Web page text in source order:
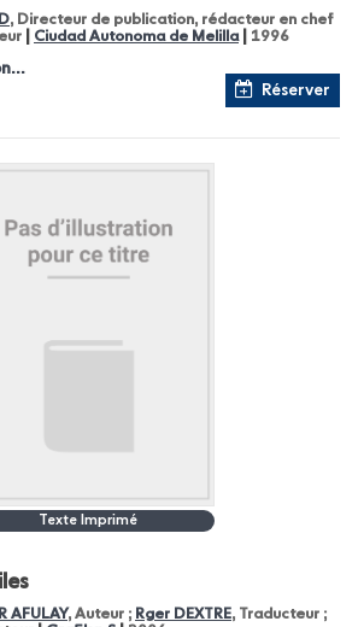
, Directeur de publication, rédacteur en chef
Ciudad Autonoma de Melilla| 1996
Réserver
Texte Imprimé
AFULAY, Auteur ; Rger DEXTRE, Traducteur ;